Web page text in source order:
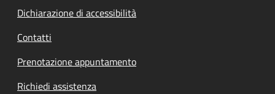
Dichiarazione di accessibilità
Contatti
Prenotazione appuntamento
Richiedi assistenza